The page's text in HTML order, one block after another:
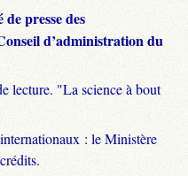
presse des
d’administration du
lecture. "La science à bout
: le Ministère